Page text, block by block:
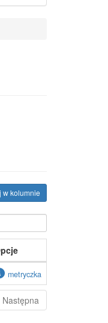
w kolumnie
metryczka
Następna